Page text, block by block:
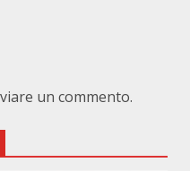
un commento.